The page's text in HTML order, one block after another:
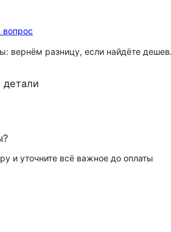
вопрос
вернём разницу, если найдёте
детали
и уточните всё важное до оплаты